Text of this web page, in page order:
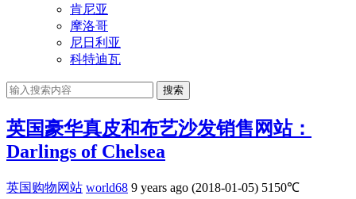
肯尼亚
摩洛哥
尼日利亚
科特迪瓦
搜索
英国豪华真皮和布艺沙发销售网站：
Darlings of Chelsea
英国购物网站 world68 9 years ago (2018-01-05) 5150℃